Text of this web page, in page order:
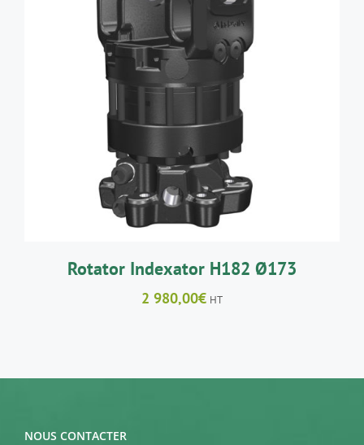
AJOUTER AU PANIER /
Rotator Indexator H182 Ø173
2 980,00€ HT
NOUS CONTACTER